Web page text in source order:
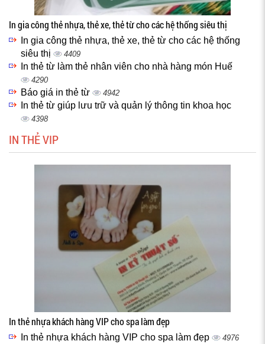
In gia công thẻ nhựa, thẻ xe, thẻ từ cho các hệ thống siêu thị
In gia công thẻ nhựa, thẻ xe, thẻ từ cho các hệ thống
siêu thị
4409
In thẻ từ làm thẻ nhân viên cho nhà hàng món Huế
4290
Báo giá in thẻ từ 4942
In thẻ từ giúp lưu trữ và quản lý thông tin khoa học
4398
IN THẺ VIP
In thẻ nhựa khách hàng VIP cho spa làm đẹp
In thẻ nhựa khách hàng VIP cho spa làm đẹp 4976